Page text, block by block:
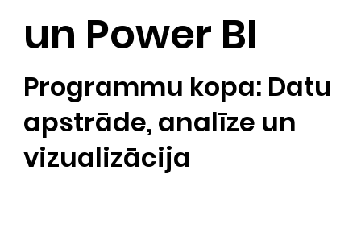
un Power BI
Programmu kopa: Datu
apstrāde, analīze un
vizualizācija